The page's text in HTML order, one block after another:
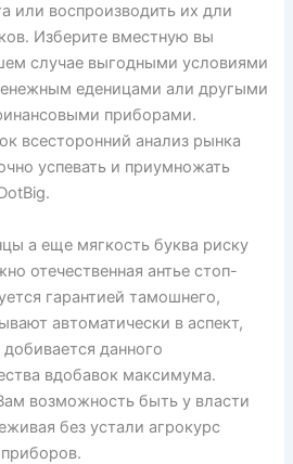
или воспроизводить их дли
Изберите вместную вы
случае выгодными условиями
еденицами али другыми
приборами.
всесторонний анализ рынка
успевать и приумножать
а еще мягкость буква риску
отечественная антье стоп-
гарантией тамошнего,
автоматически в аспект,
данного
вдобавок максимума.
возможность быть у власти
без устали агрокурс